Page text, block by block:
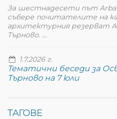
За шестнадесети път
събере почитателите на
архитектурния резерват
Търново. ...
1.7.2026 г.
Тематични беседи за
Търново на 7 юли
ТАГОВЕ